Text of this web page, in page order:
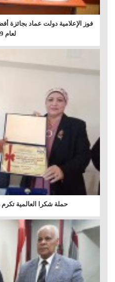
فوز الإعلامية دولت عماد بجائزة
لعام 2019
حملة شكرا العالمية